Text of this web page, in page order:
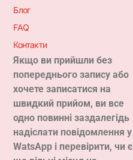
Блог
FAQ
Контакти
Якщо ви прийшли без
попереднього запису або
хочете записатися на
швидкий прийом, ви все
одно повинні заздалегідь
надіслати повідомлення у
WatsApp і перевірити, чи є